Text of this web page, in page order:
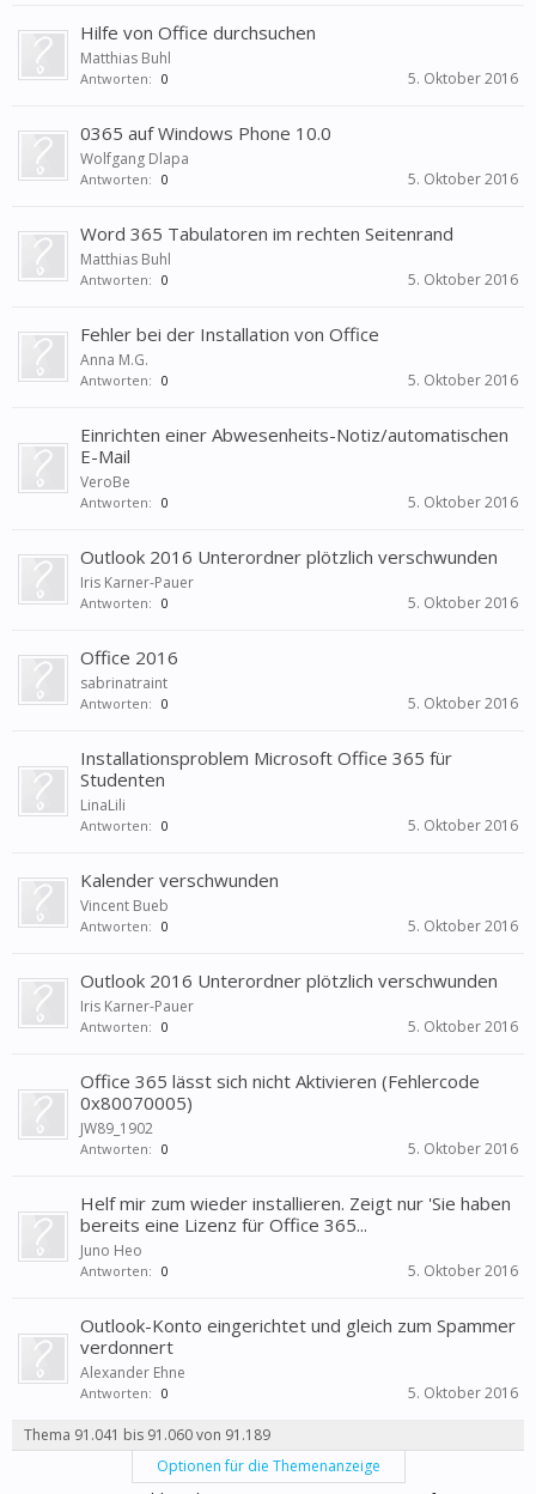
Hilfe von Office durchsuchen
Matthias Buhl
Antworten: 0 5. Oktober 2016
0365 auf Windows Phone 10.0
Wolfgang Dlapa
Antworten: 0 5. Oktober 2016
Word 365 Tabulatoren im rechten Seitenrand
Matthias Buhl
Antworten: 0 5. Oktober 2016
Fehler bei der Installation von Office
Anna M.G.
Antworten: 0 5. Oktober 2016
Einrichten einer Abwesenheits-Notiz/automatischen
E-Mail
VeroBe
Antworten: 0 5. Oktober 2016
Outlook 2016 Unterordner plötzlich verschwunden
Iris Karner-Pauer
Antworten: 0 5. Oktober 2016
Office 2016
sabrinatraint
Antworten: 0 5. Oktober 2016
Installationsproblem Microsoft Office 365 für
Studenten
LinaLili
Antworten: 0 5. Oktober 2016
Kalender verschwunden
Vincent Bueb
Antworten: 0 5. Oktober 2016
Outlook 2016 Unterordner plötzlich verschwunden
Iris Karner-Pauer
Antworten: 0 5. Oktober 2016
Office 365 lässt sich nicht Aktivieren (Fehlercode
0x80070005)
JW89_1902
Antworten: 0 5. Oktober 2016
Helf mir zum wieder installieren. Zeigt nur 'Sie haben
bereits eine Lizenz für Office 365...
Juno Heo
Antworten: 0 5. Oktober 2016
Outlook-Konto eingerichtet und gleich zum Spammer
verdonnert
Alexander Ehne
Antworten: 0 5. Oktober 2016
Thema 91.041 bis 91.060 von 91.189
Optionen für die Themenanzeige